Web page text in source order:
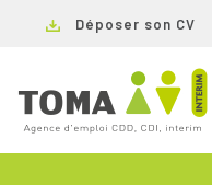
Déposer son CV